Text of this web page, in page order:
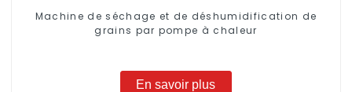
Machine de séchage et de déshumidification de
grains par pompe à chaleur
En savoir plus